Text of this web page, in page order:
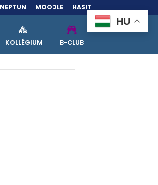
NEPTUN MOODLE HASIT
KOLLÉGIUM B-CLUB
HU